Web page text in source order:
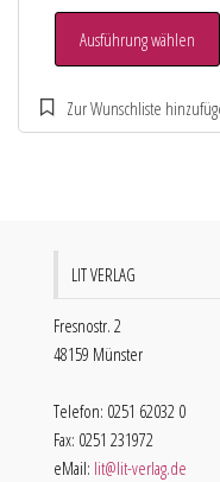
Ausführung wählen
LIT VERLAG
Fresnostr. 2
48159 Münster
Telefon: 0251 62032 0
Fax: 0251 231972
eMail: lit@lit-verlag.de